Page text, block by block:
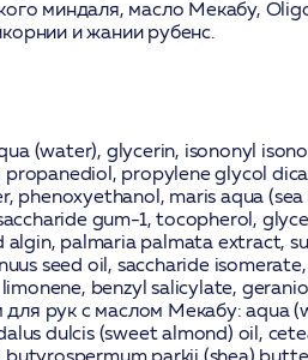
миндаля, масло Мекабу,
ижании рубенс.
(water), glycerin, isononyl
propylene glycol
phenoxyethanol, maris aqua
gum-1, tocopherol,
palmaria palmata extract,
seed oil, saccharide
benzyl salicylate,
рук с маслом Мекабу: aqua
dulcis (sweet almond) oil,